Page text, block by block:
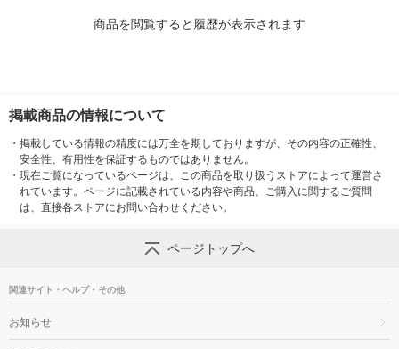
商品を閲覧すると履歴が表示されます
掲載商品の情報について
・ 掲載している情報の精度には万全を期しておりますが、その内容の正確性、
安全性、有用性を保証するものではありません。
・ 現在ご覧になっているページは、この商品を取り扱うストアによって運営さ
れています。ページに記載されている内容や商品、ご購入に関するご質問
は、直接各ストアにお問い合わせください。
ページトップへ
関連サイト・ヘルプ・その他
お知らせ